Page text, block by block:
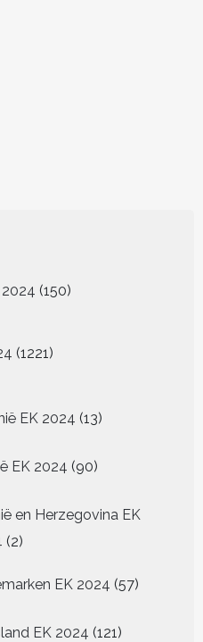
150
producten
1221
producten
EK 2024 1313
EK 2024 9090
en Herzegovina EK
22
EK 2024 5757
EK 2024 121121